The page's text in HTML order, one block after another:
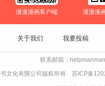
漫漫漫画客户端 漫漫漫
关于我们 我要投稿
联系邮箱：
文化有限公司版权所有 苏ICP备